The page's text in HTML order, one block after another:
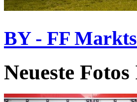
BY - FF
Neueste